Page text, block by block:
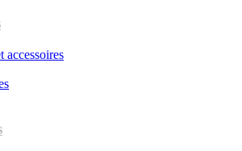
accessoires